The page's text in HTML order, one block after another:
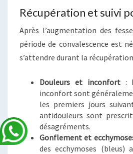
Récupération et suivi
Après l’augmentation des
période de convalescence est
s’attendre durant la
Douleurs et inconfort:
inconfort sont
les premiers jours
antidouleurs sont
désagréments.
Gonflement et
des ecchymoses (bleus)